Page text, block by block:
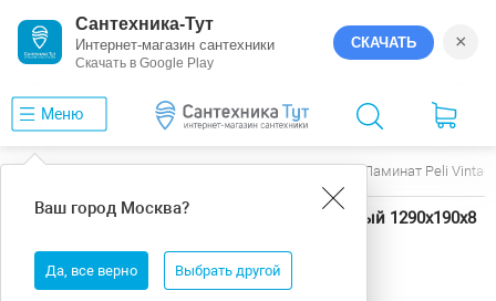
Сантехника-Тут
Интернет-магазин сантехники
Скачать в Google Play
СКАЧАТЬ ×
Меню
Ваш город Москва?
Да, все верно Выбрать другой
Ламинат Peli
Ламинат Peli Vintage VN-4201 Дуб Натуральный 1290х190х8
Есть в шоу-руме